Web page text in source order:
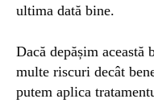
ultima dată bine.
Dacă depășim
multe riscuri decât
putem aplica